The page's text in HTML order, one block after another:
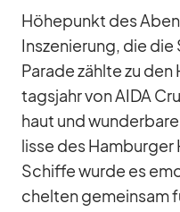
Hö­he­punkt des
In­sze­nie­rung, die die
Pa­rade zählte zu
tags­jahr von AIDA
haut und
lisse des Ham­bur­ger
Schiffe wurde es
chel­ten ge­mein­sam